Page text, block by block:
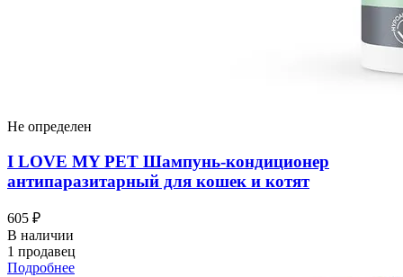
Не определен
I LOVЕ MY PET Шампунь-кондиционер
антипаразитарный для кошек и котят
605 ₽
В наличии
1 продавец
Подробнее